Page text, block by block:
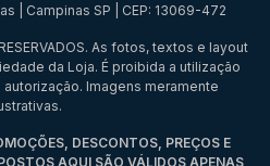
| Campinas SP | CEP: 13069-472
As fotos, textos e layout
da Loja. É proibida a utilização
Imagens meramente
DESCONTOS, PREÇOS E
AQUI SÃO VÁLIDOS APENAS